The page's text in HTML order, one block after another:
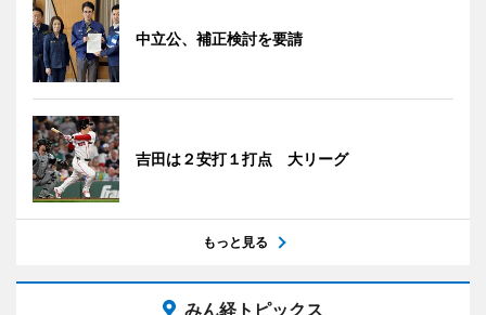
中立公、補正検討を要請
吉田は２安打１打点 大リーグ
もっと見る
みん経トピックス